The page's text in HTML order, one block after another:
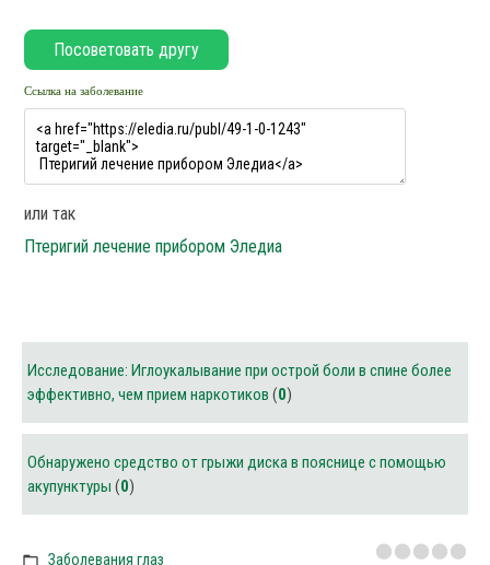
Ссылка на заболевание
или так
Птеригий лечение прибором Эледиа
Исследование: Иглоукалывание при острой боли в спине более
эффективно, чем прием наркотиков (0)
Обнаружено средство от грыжи диска в пояснице с помощью
акупунктуры (0)
Заболевания глаз